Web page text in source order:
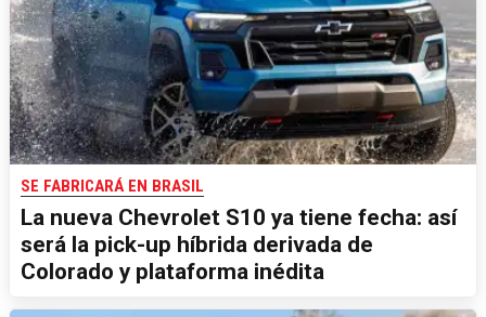
SE FABRICARÁ EN BRASIL
La nueva Chevrolet S10 ya tiene fecha: así
será la pick-up híbrida derivada de
Colorado y plataforma inédita